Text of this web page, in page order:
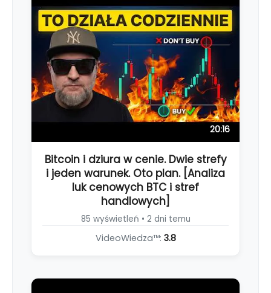
20:16
Bitcoin i dziura w cenie. Dwie strefy
i jeden warunek. Oto plan. [Analiza
luk cenowych BTC i stref
handlowych]
85 wyświetleń • 2 dni temu
VideoWiedza™: 3.8